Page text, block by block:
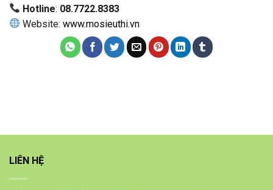
Hotline: 08.7722.8383
Website:www.mosieuthi.vn
LIÊN HỆ